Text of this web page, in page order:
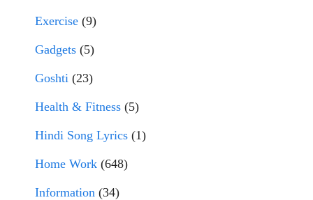
Exercise (9)
Gadgets (5)
Goshti (23)
Health & Fitness (5)
Hindi Song Lyrics (1)
Home Work (648)
Information (34)